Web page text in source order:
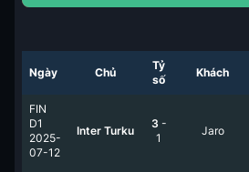
Ngày Chủ
Tỷ
số
Khách
FIN
D1
2025-
07-12
Inter Turku
3 -
1
Jaro